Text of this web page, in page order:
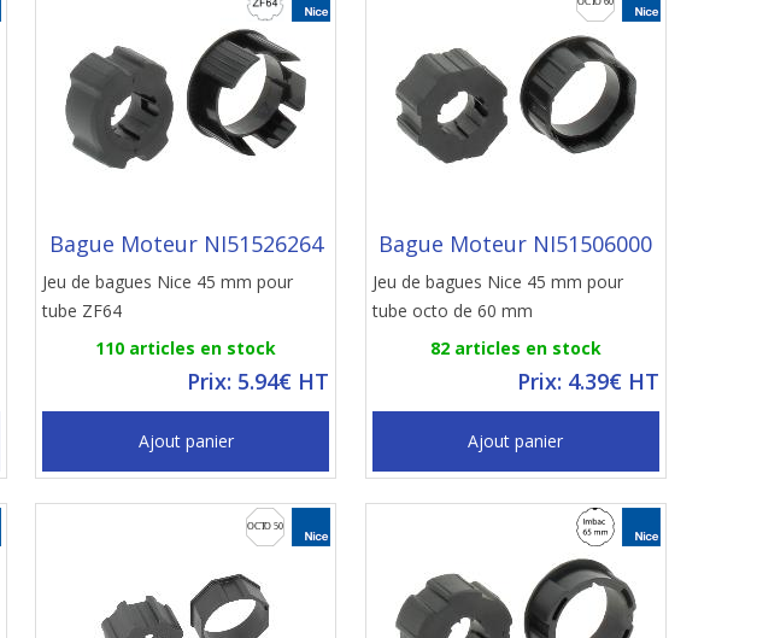
Bague Moteur NI51526264
Jeu de bagues Nice 45 mm pour
tube ZF64
110 articles en stock
Prix: 5.94€ HT
Ajout panier
Bague Moteur NI51506000
Jeu de bagues Nice 45 mm pour
tube octo de 60 mm
82 articles en stock
Prix: 4.39€ HT
Ajout panier